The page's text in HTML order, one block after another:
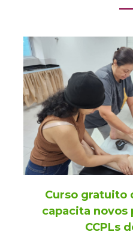
Curso gratuito
capacita novos
CCPLs